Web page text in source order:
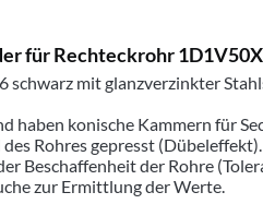
für Rechteckrohr
mit glanzverzinkter
haben konische Kammern für
Rohres gepresst
Beschaffenheit der Rohre
zur Ermittlung der Werte.